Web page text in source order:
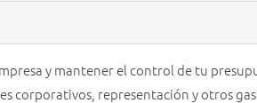
y mantener el control de tu
corporativos, representación y otros